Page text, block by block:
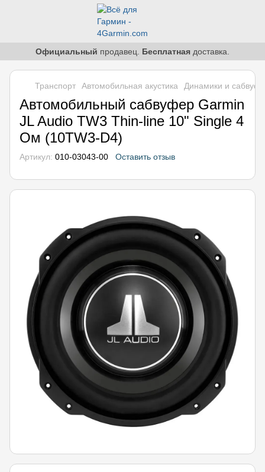
Официальный продавец. Бесплатная доставка.
Транспорт Автомобильная акустика Динамики и
Автомобильный сабвуфер Garmin
JL Audio TW3 Thin-line 10" Single 4
Ом (10TW3-D4)
Артикул: 010-03043-00 Оставить отзыв